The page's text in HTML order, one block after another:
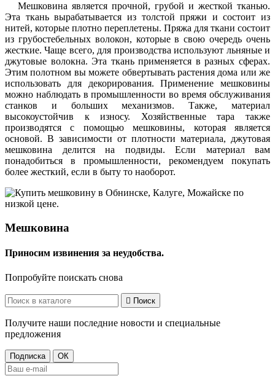
Мешковина является прочной, грубой и жесткой тканью.
Эта ткань вырабатывается из толстой пряжи и состоит из
нитей, которые плотно переплетены. Пряжа для ткани состоит
из грубостебельных волокон, которые в свою очередь очень
жесткие. Чаще всего, для производства используют льняные и
джутовые волокна. Эта ткань применяется в разных сферах.
Этим полотном вы можете обвертывать растения дома или же
использовать для декорирования. Применение мешковины
можно наблюдать в промышленности во время обслуживания
станков и больших механизмов. Также, материал
высокоустойчив к износу. Хозяйственные тара также
производятся с помощью мешковины, которая является
основой. В зависимости от плотности материала, джутовая
мешковина делится на подвиды. Если материал вам
понадобиться в промышленности, рекомендуем покупать
более жесткий, если в быту то наоборот.
Мешковина
Приносим извинения за неудобства.
Попробуйте поискать снова
 Поиск
Получите наши последние новости и специальные
предложения